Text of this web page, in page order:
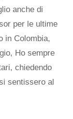
anche di
per le ultime
in Colombia,
Ho sempre
chiedendo
sentissero al